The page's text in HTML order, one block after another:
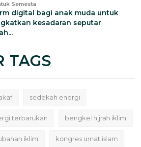
Semesta
digital bagi anak muda untuk
kesadaran seputar
TAGS
sedekah energi
terbarukan bengkel hijrah iklim
iklim kongres umat islam